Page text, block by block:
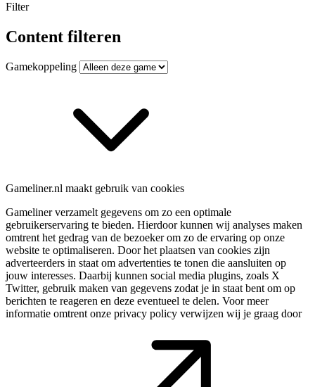
Filter
Content filteren
Gamekoppeling
Gameliner.nl maakt gebruik van cookies
Gameliner verzamelt gegevens om zo een optimale
gebruikerservaring te bieden. Hierdoor kunnen wij analyses maken
omtrent het gedrag van de bezoeker om zo de ervaring op onze
website te optimaliseren. Door het plaatsen van cookies zijn
adverteerders in staat om advertenties te tonen die aansluiten op
jouw interesses. Daarbij kunnen social media plugins, zoals X
Twitter, gebruik maken van gegevens zodat je in staat bent om op
berichten te reageren en deze eventueel te delen. Voor meer
informatie omtrent onze privacy policy verwijzen wij je graag door